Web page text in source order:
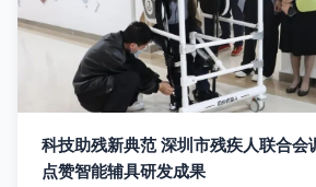
科技助残新典范 深圳市残疾人联合会
点赞智能辅具研发成果